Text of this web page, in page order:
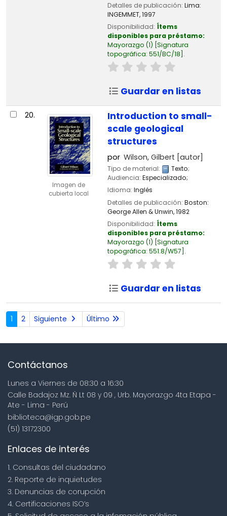
Detalles de publicación: Lima:
INGEMMET,1997
Disponibilidad: Ítems
disponibles para préstamo:
Mayorazgo (1) Signatura
topográfica: 551/BC/18 .
Guardar en listas
20.
Imagen de
cubierta local
Introduction to small-
scale geological
structures
por Wilson, Gilbert [autor]
Tipo de material: Texto;
Audiencia: Especializado;
Idioma: Inglés
Detalles de publicación: Boston:
George Allen & Unwin,1982
Disponibilidad: Ítems
disponibles para préstamo:
Mayorazgo (1) Signatura
topográfica: 551.8/W57 .
Guardar en listas
1 2 Siguiente Último
Contáctanos
Lunes a Viernes de 08:30 a 16:30
Calle Badajoz Mz. Ñ Lt 08 y 09 , Urb. Mayorazgo 4ta Etapa -
Ate - Lima - Perú
biblioteca@igp.gob.pe
(51) 13172300
Enlaces de interés
1. Consultas del ciudadano
2. Reporte de inquietudes
3. Denuncias de corupción
4. Certificaciones ISO’s